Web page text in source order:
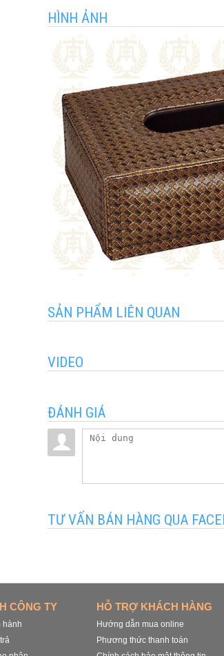
HÌNH ẢNH
SẢN PHẨM LIÊN QUAN
VIDEO
ĐÁNH GIÁ
TƯ VẤN BÁN HÀNG QUA
CÔNG TY
hành
HỖ TRỢ KHÁCH HÀNG
Hướng dẫn mua online
Phương thức thanh toán